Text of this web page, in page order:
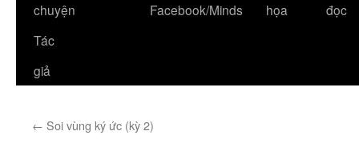
chuyện
Facebook/Minds
họa
đọc
Tác
giả
← Soi vùng ký ức (kỳ 2)